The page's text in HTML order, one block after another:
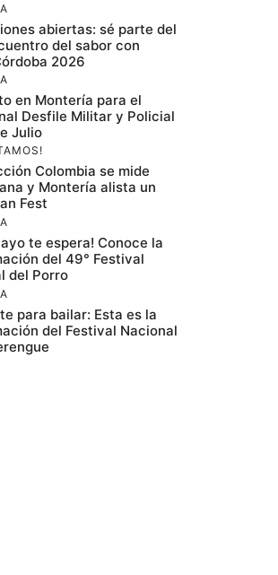
abiertas: sé parte del
del sabor con
2026
en Montería para el
Desfile Militar y Policial
Julio
Colombia se mide
y Montería alista un
Fest
te espera! Conoce la
del 49° Festival
del Porro
para bailar: Esta es la
del Festival Nacional